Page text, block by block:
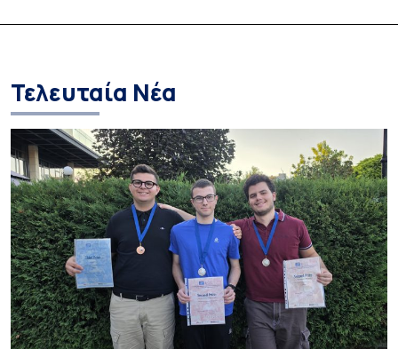
διεθνείς διοργανώσεις στα
Τελευταία Νέα